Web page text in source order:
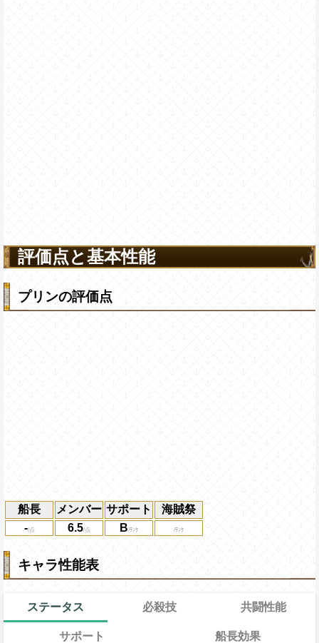
評価点と基本性能
プリンの評価点
船長 メンバー サポート
海賊祭
-
6.5 B
キャラ性能表
ステータス 必殺技 共闘性能
サポート 船長効果